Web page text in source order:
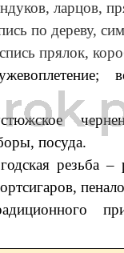
ларцов,
по дереву,
прялок,
посуда.
резьба